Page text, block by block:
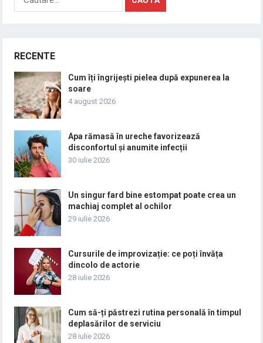
după:
RECENTE
Cum îți îngrijești pielea după expunerea la
soare
4 august 2026
Apa rămasă în ureche favorizează
disconfortul și anumite infecții
30 iulie 2026
Un singur fard bine estompat poate crea un
machiaj complet al ochilor
29 iulie 2026
Cursurile de improvizație: ce poți învăța
dincolo de actorie
28 iulie 2026
Cum să-ți păstrezi rutina personală în timpul
deplasărilor de serviciu
28 iulie 2026